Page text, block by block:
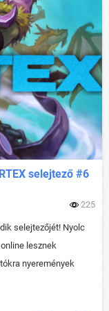
selejtező #6
225
selejtezőjét! Nyolc
lesznek
nyeremények